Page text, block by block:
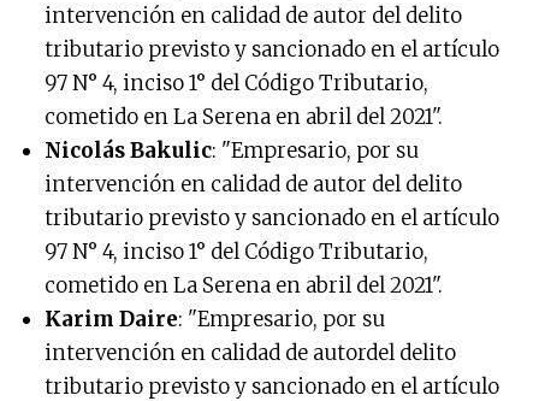
intervención en calidad de autor del delito
tributario previsto y sancionado en el artículo
97 N° 4, inciso 1° del Código Tributario,
cometido en La Serena en abril del 2021".
Nicolás Bakulic: "Empresario, por su
intervención en calidad de autor del delito
tributario previsto y sancionado en el artículo
97 N° 4, inciso 1° del Código Tributario,
cometido en La Serena en abril del 2021".
Karim Daire: "Empresario, por su
intervención en calidad de autordel delito
tributario previsto y sancionado en el artículo